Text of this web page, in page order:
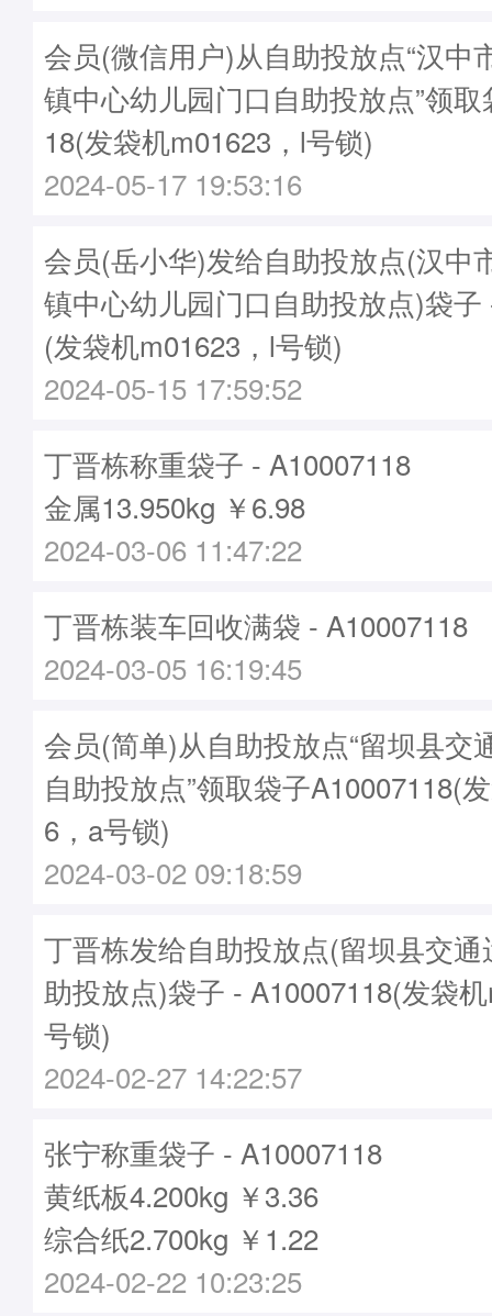
会员(微信用户)从自助投放点“汉中
镇中心幼儿园门口自助投放点”领
18(发袋机m01623，l号锁)
2024-05-17 19:53:16
会员(岳小华)发给自助投放点(汉中
镇中心幼儿园门口自助投放点)袋子
(发袋机m01623，l号锁)
2024-05-15 17:59:52
丁晋栋称重袋子 - A10007118
金属13.950kg ￥6.98
2024-03-06 11:47:22
丁晋栋装车回收满袋 - A10007118
2024-03-05 16:19:45
会员(简单)从自助投放点“留坝县交
自助投放点”领取袋子A10007118(
6，a号锁)
2024-03-02 09:18:59
丁晋栋发给自助投放点(留坝县交
助投放点)袋子 - A10007118(发袋
号锁)
2024-02-27 14:22:57
张宁称重袋子 - A10007118
黄纸板4.200kg ￥3.36
综合纸2.700kg ￥1.22
2024-02-22 10:23:25